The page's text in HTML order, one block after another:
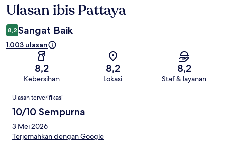
Ulasan
Ulasan ibis Pattaya
8,2 Sangat Baik
1.003 ulasan
8,2
Kebersihan
8,2
Lokasi
8,2
Staf & layanan
Ulasan
Ulasan terverifikasi
10/10 Sempurna
3 Mei 2026
Terjemahkan dengan Google